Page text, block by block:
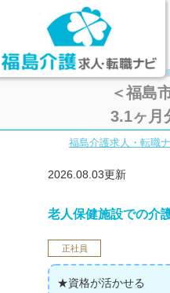
＜福島
3.1ヶ
福島介護求人・転職
2026.08.03更新
老人保健施設での介
正社員
★資格が活かせる